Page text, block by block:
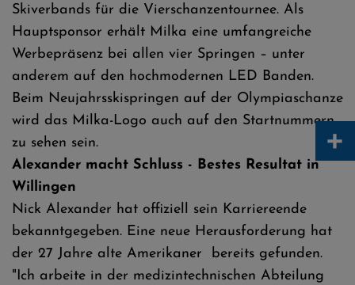
Skiverbands für die Vierschanzentournee. Als
Hauptsponsor erhält Milka eine umfangreiche
Werbepräsenz bei allen vier Springen – unter
anderem auf den hochmodernen LED Banden.
Beim Neujahrsskispringen auf der Olympiaschanze
wird das Milka-Logo auch auf den Startnummern
zu sehen sein.
Alexander macht Schluss - Bestes Resultat in
Willingen
Nick Alexander hat offiziell sein Karriereende
bekanntgegeben. Eine neue Herausforderung hat
der 27 Jahre alte Amerikaner bereits gefunden.
"Ich arbeite in der medizintechnischen Abteilung
+